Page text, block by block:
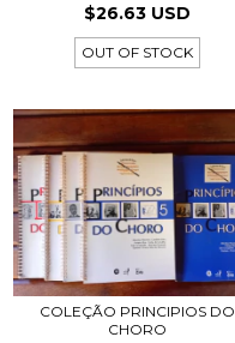
$26.63 USD
OUT OF STOCK
COLEÇÃO PRINCIPIOS DO
CHORO